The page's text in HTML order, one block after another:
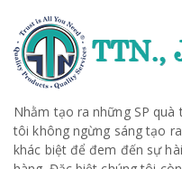
Nhằm tạo ra những SP
tôi không ngừng sáng tạo
khác biệt để đem đến sự